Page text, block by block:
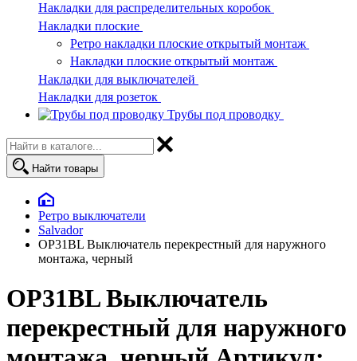
Накладки для распределительных коробок
Накладки плоские
Ретро накладки плоские открытый монтаж
Накладки плоские открытый монтаж
Накладки для выключателей
Накладки для розеток
Трубы под проводку
Найти товары
Ретро выключатели
Salvador
OP31BL Выключатель перекрестный для наружного
монтажа, черный
OP31BL Выключатель
перекрестный для наружного